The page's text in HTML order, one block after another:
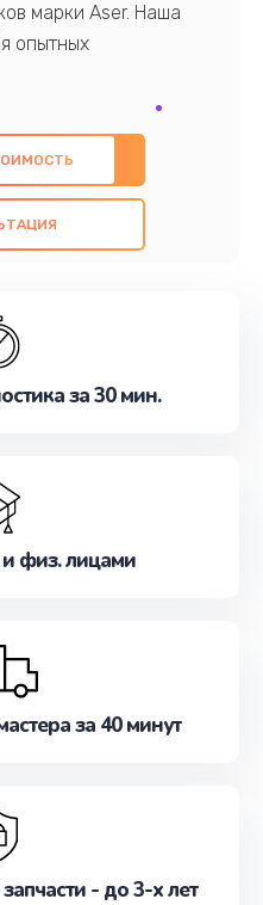
марки Aser. Наша
опытных
знаниями и
области. Мы
ремонт с
компонентов, а
всех
цель - предоставить
записаться на
за 30 мин.
физ. лицами
за 40 минут
- до 3-х лет